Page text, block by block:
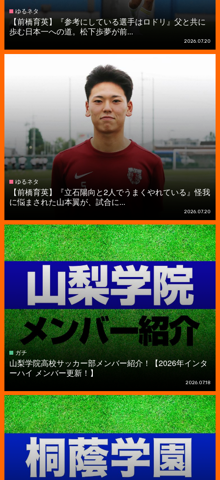
ゆるネタ
【前橋育英】『参考にしている選手はロドリ』父と共に
歩む日本一への道。松下歩夢が前...
2026.07.20
ゆるネタ
【前橋育英】『立石陽向と2人でうまくやれている』怪我
に悩まされた山本翼が、試合に...
2026.07.20
ガチ
山梨学院高校サッカー部メンバー紹介！【2026年インタ
ーハイ メンバー更新！】
2026.07.18